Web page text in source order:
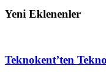
Yeni Eklenenler
Teknokent’ten